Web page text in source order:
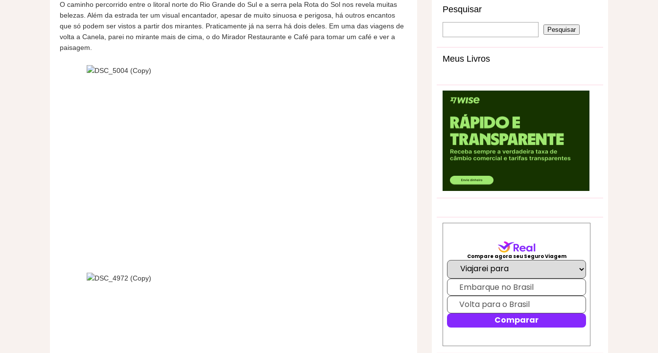
O caminho percorrido entre o litoral norte do Rio Grande do Sul e a serra pela Rota do Sol nos revela muitas
belezas. Além da estrada ter um visual encantador, apesar de muito sinuosa e perigosa, há outros encantos
que só podem ser vistos a partir dos mirantes. Praticamente já na serra há dois deles. Em uma das viagens de
volta a Canela, parei no mirante mais de cima, o do Mirador Restaurante e Café para tomar um café e ver a
paisagem.
Pesquisar
Meus Livros